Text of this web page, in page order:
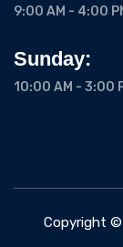
9:00 AM - 4:00
Sunday:
10:00 AM - 3:00
Copyright